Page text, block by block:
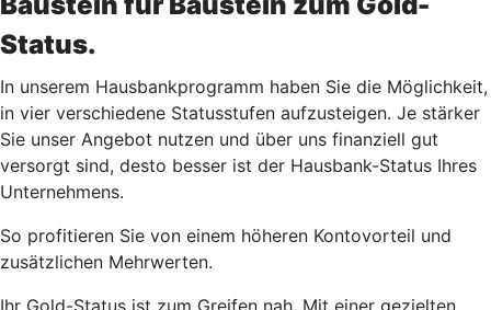
Status.
In unserem Hausbankprogramm haben Sie die Möglichkeit,
in vier verschiedene Statusstufen aufzusteigen. Je stärker
Sie unser Angebot nutzen und über uns finanziell gut
versorgt sind, desto besser ist der Hausbank-Status Ihres
Unternehmens.
So profitieren Sie von einem höheren Kontovorteil und
zusätzlichen Mehrwerten.
Ihr Gold-Status ist zum Greifen nah. Mit einer gezielten